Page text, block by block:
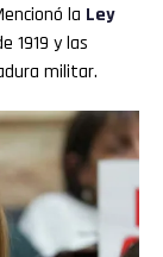
la Ley
1919 y las
militar.